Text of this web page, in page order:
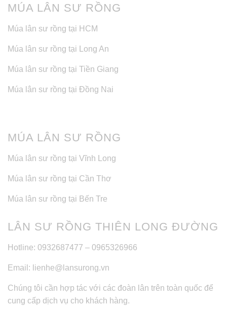
MÚA LÂN SƯ RỒNG
Múa lân sư rồng tại HCM
Múa lân sư rồng tại Long An
Múa lân sư rồng tại Tiền Giang
Múa lân sư rồng tại Đồng Nai
MÚA LÂN SƯ RỒNG
Múa lân sư rồng tại Vĩnh Long
Múa lân sư rồng tại Cần Thơ
Múa lân sư rồng tại Bến Tre
LÂN SƯ RỒNG THIÊN LONG ĐƯỜNG
Hotline: 0932687477 – 0965326966
Email: lienhe@lansurong.vn
Chúng tôi cần hợp tác với các đoàn lân trên toàn quốc để
cung cấp dịch vụ cho khách hàng.